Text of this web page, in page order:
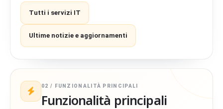
Tutti i servizi IT
Ultime notizie e aggiornamenti
02 / FUNZIONALITÀ PRINCIPALI
Funzionalità principali